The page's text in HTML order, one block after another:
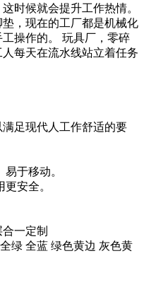
时候就会提升工作热情。
，现在的工厂都是机械化
操作的。 玩具厂，零碎
每天在流水线站立着任务
足现代人工作舒适的要
于移动。
安全。
一定制
绿 全蓝 绿色黄边 灰色黄